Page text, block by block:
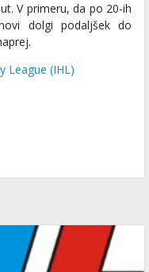
V primeru, da po 20-ih
dolgi podaljšek do
League (IHL)